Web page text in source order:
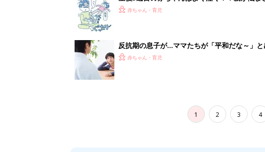
って本当？【専門家】
赤ちゃん・育児
反抗期の息子が...ママたちが「平和だな～」
赤ちゃん・育児
1 2 3 4